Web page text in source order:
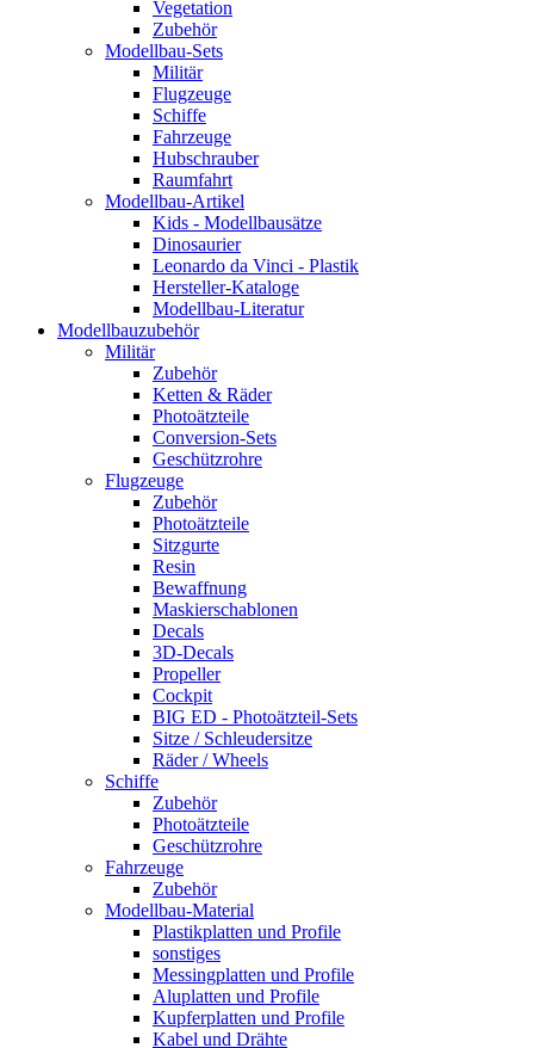
Vegetation
Zubehör
Modellbau-Sets
Militär
Flugzeuge
Schiffe
Fahrzeuge
Hubschrauber
Raumfahrt
Modellbau-Artikel
Kids - Modellbausätze
Dinosaurier
Leonardo da Vinci - Plastik
Hersteller-Kataloge
Modellbau-Literatur
Modellbauzubehör
Militär
Zubehör
Ketten & Räder
Photoätzteile
Conversion-Sets
Geschützrohre
Flugzeuge
Zubehör
Photoätzteile
Sitzgurte
Resin
Bewaffnung
Maskierschablonen
Decals
3D-Decals
Propeller
Cockpit
BIG ED - Photoätzteil-Sets
Sitze / Schleudersitze
Räder / Wheels
Schiffe
Zubehör
Photoätzteile
Geschützrohre
Fahrzeuge
Zubehör
Modellbau-Material
Plastikplatten und Profile
sonstiges
Messingplatten und Profile
Aluplatten und Profile
Kupferplatten und Profile
Kabel und Drähte